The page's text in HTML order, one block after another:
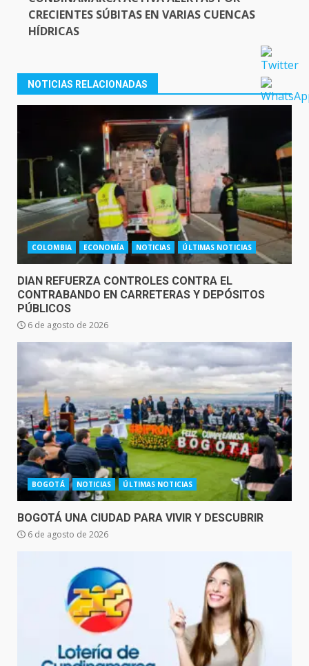
CRECIENTES SÚBITAS EN VARIAS CUENCAS
HÍDRICAS
NOTICIAS RELACIONADAS
COLOMBIA ECONOMÍA NOTICIAS ÚLTIMAS NOTICIAS
DIAN REFUERZA CONTROLES CONTRA EL
CONTRABANDO EN CARRETERAS Y DEPÓSITOS
PÚBLICOS
6 de agosto de 2026
BOGOTÁ NOTICIAS ÚLTIMAS NOTICIAS
BOGOTÁ UNA CIUDAD PARA VIVIR Y DESCUBRIR
6 de agosto de 2026